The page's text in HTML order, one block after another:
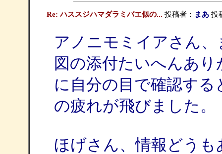
Re: ハススジハマダラミバエ似の... 投稿者： まあ投
アノニモミイアさん
図の添付たいへんあ
に自分の目で確認す
の疲れが飛びました。
ほげさん、情報どう